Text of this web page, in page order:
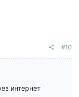
#10
интернет